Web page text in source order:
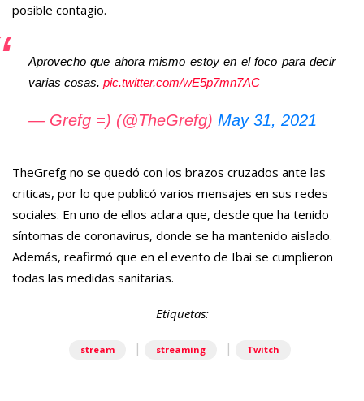
posible contagio.
Aprovecho que ahora mismo estoy en el foco para decir
varias cosas. pic.twitter.com/wE5p7mn7AC
— Grefg =) (@TheGrefg) May 31, 2021
TheGrefg no se quedó con los brazos cruzados ante las
criticas, por lo que publicó varios mensajes en sus redes
sociales. En uno de ellos aclara que, desde que ha tenido
síntomas de coronavirus, donde se ha mantenido aislado.
Además, reafirmó que en el evento de Ibai se cumplieron
todas las medidas sanitarias.
Etiquetas:
stream | streaming | Twitch